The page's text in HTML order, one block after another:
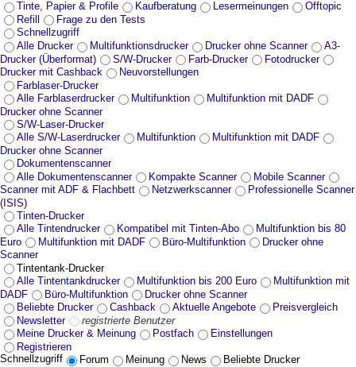
Tinte, Papier & Profile
Kaufberatung Lesermeinungen
Offtopic
Refill
Frage zu den Tests
Schnellzugriff
Alle Drucker
Multifunktionsdrucker Drucker ohne Scanner
A3-
Drucker (Überformat)
S/W-Drucker Farb-Drucker
Fotodrucker
Drucker mit Cashback
Neuvorstellungen
Farblaser-Drucker
Alle Farblaserdrucker
Multifunktion
Multifunktion mit DADF
Drucker ohne Scanner
S/W-Laser-Drucker
Alle S/W-Laserdrucker
Multifunktion
Multifunktion mit DADF
Drucker ohne Scanner
Dokumentenscanner
Alle Dokumentenscanner
Kompakte Scanner
Mobile Scanner
Scanner mit ADF & Flachbett
Netzwerkscanner
Professionelle Scanner
(ISIS)
Tinten-Drucker
Alle Tintendrucker
Kompatibel mit Tinten-Abo
Multifunktion bis 80
Euro
Multifunktion mit DADF Büro-Multifunktion
Drucker ohne
Scanner
Tintentank-Drucker
Alle Tintentankdrucker
Multifunktion bis 200 Euro
Multifunktion mit
DADF
Büro-Multifunktion
Drucker ohne Scanner
Beliebte Drucker
Cashback Aktuelle Angebote
Preisvergleich
Newsletter
registrierte Benutzer
Meine Drucker & Meinung
Postfach
Einstellungen
Registrieren
Schnellzugriff
Forum Meinung News
Beliebte Drucker